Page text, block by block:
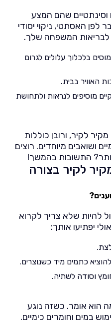
וסינתטיים שהם המצע
האסתטי, ניקוי יסודי
המשפחה שלך.
בלכלוך עלולים לגרום
האוויר בבית.
מוסיפים לנראות ולתחושת
לקיר, ורובן כוללות
ושואבים מיוחדים. רוצים
התשובות בהמשך!
לקיר בצורה
להיות שלא צריך לקרוא
יפתיעו אותך:
כתמים מיד כשנוצרים.
וסודה לשתיה.
הוא אומר. כשזה נוגע
במים וחומרים כימיים.